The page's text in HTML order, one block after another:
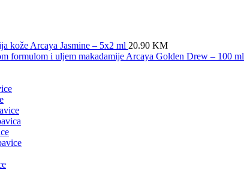
kože Arcaya Jasmine – 5x2 ml 20.90 KM
formulom i uljem makadamije Arcaya Golden Drew – 100 ml